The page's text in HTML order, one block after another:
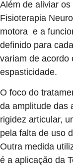
Além de aliviar
Fisioterapia
motora e a
definido para
variam de acordo
espasticidade.
O foco do
da amplitude das
rigidez articular,
pela falta de uso
Outra medida
é a aplicação da